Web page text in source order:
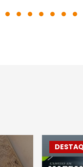
DESTAQUE